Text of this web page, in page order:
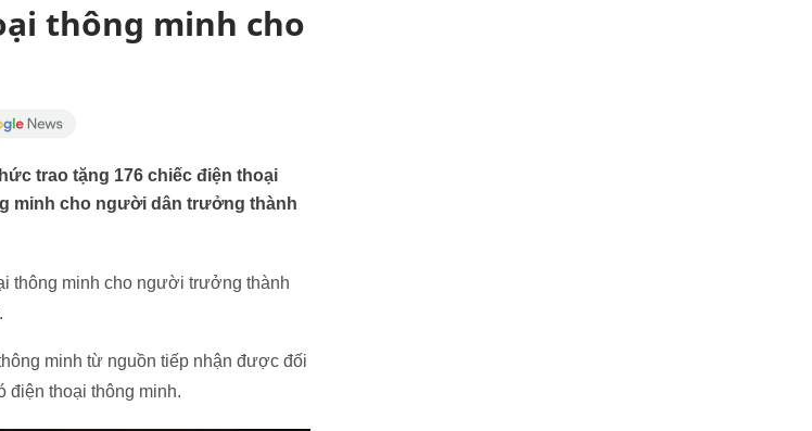
thông minh cho
trao tặng 176 chiếc điện thoại
minh cho người dân trưởng thành
thông minh cho người trưởng thành
minh từ nguồn tiếp nhận được đối
điện thoại thông minh.